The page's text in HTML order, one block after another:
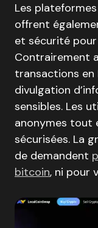
Les
offrent
et sécurité
Contrairement
transactions en
divulgation
sensibles. Les
anonymes tout
sécurisées. La
de demandent
bitcoin, ni pour